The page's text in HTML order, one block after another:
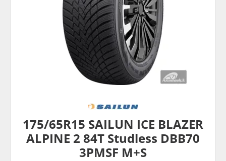
175/65R15 SAILUN ICE BLAZER
ALPINE 2 84T Studless DBB70
3PMSF M+S